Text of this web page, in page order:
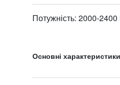
Потужність: 2000-2400
Основні характеристики